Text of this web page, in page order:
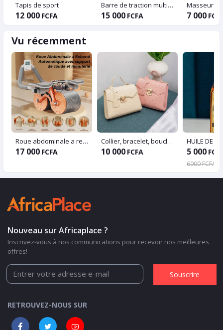
Tapis de sport
12 000 FCFA
Barre de traction multifonctions
15 000 FCFA
Masseur
7 000
Vu récemment
Roue abdominale a rebond automatique avec pose coude pour gymnastique à la maison
17 000 FCFA
Collier, bracelet, boucle + sac
10 000 FCFA 5 000
6000 FCFA
Nouveau sur Africaplace ?
Inscrivez-vous à nos communications pour recevoir nos meilleures
offres!
Souscrire
RETROUVEZ-NOUS SUR